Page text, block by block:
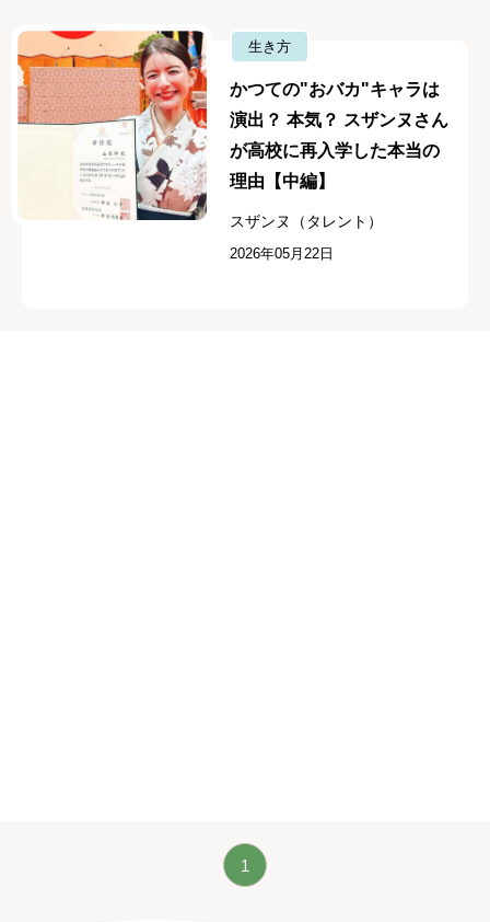
生き方
かつての"おバカ"キャラは
演出？ 本気？ スザンヌさん
が高校に再入学した本当の
理由【中編】
スザンヌ（タレント）
2026年05月22日
1